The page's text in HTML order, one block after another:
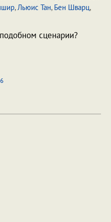
,Льюис Тан, Бен Шварц,
сценарии?